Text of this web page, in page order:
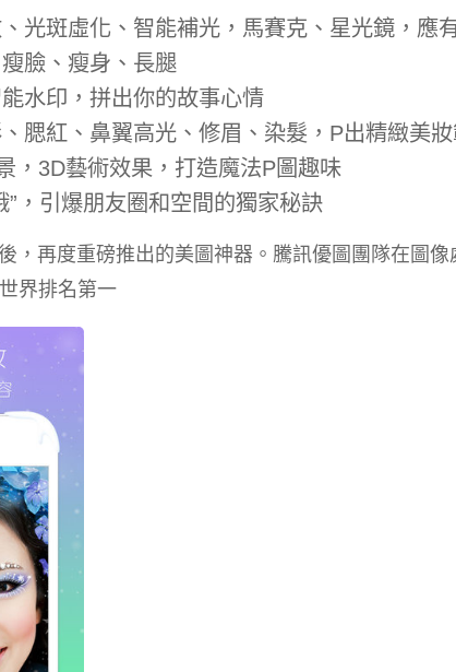
光斑虛化、智能補光，馬賽克、星光鏡，應
臉、瘦身、長腿
水印，拼出你的故事心情
腮紅、鼻翼高光、修眉、染髮，P出精緻美
，3D藝術效果，打造魔法P圖趣味
，引爆朋友圈和空間的獨家秘訣
，再度重磅推出的美圖神器。騰訊優圖團隊在圖像
界排名第一